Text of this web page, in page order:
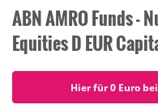
ABN AMRO Funds -
Equities D EUR
Hier für 0 Euro